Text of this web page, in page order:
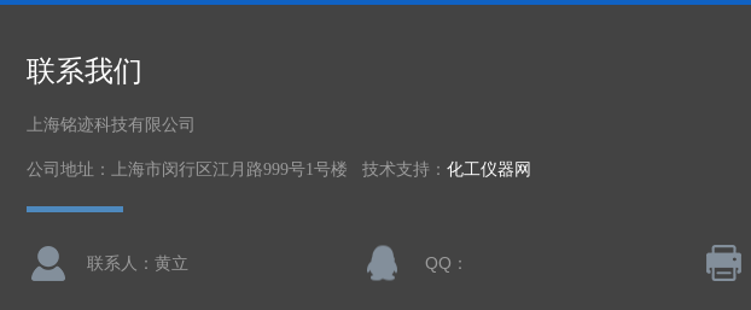
联系我们
上海铭迹科技有限公司
公司地址：上海市闵行区江月路999号1号楼 技术支持： 化工仪器网
联系人：黄立 QQ：